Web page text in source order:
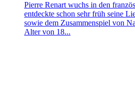
Pierre Renart wuchs in den
entdeckte schon sehr früh seine
sowie dem Zusammenspiel von
Alter von 18...